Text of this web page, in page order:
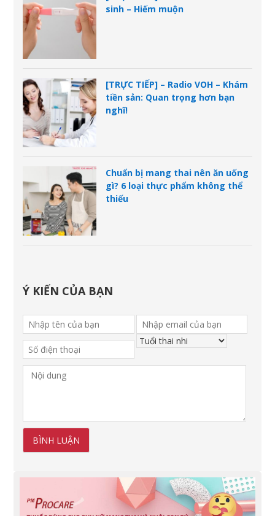
sinh – Hiếm muộn
[TRỰC TIẾP] – Radio VOH – Khám
tiền sản: Quan trọng hơn bạn
nghĩ!
Chuẩn bị mang thai nên ăn uống
gì? 6 loại thực phẩm không thể
thiếu
Ý KIẾN CỦA BẠN